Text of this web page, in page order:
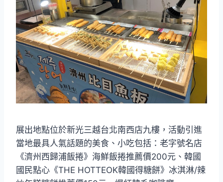
展出地點位於新光三越台北南西店九樓，活動引進
當地最具人氣話題的美食、小吃包括：老字號名店
《濟州西歸浦飯捲》海鮮飯捲推薦價200元、韓國
國民點心《THE HOTTEOK韓國得糖餅》冰淇淋/辣